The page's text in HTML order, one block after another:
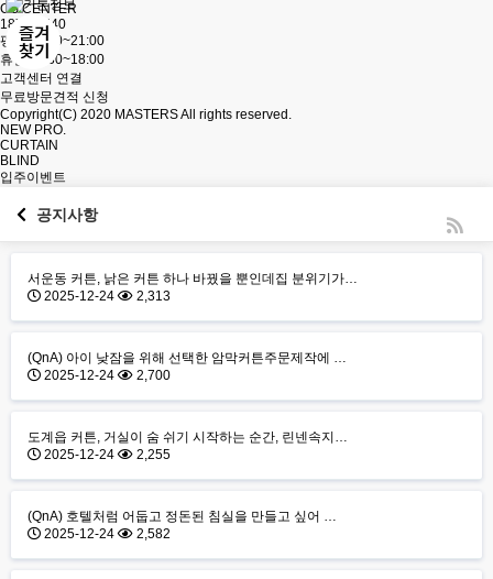
CS CENTER
1877-8540
평일 : 9:00~21:00
휴일 : 9:30~18:00
고객센터 연결
무료방문견적 신청
Copyright(C) 2020 MASTERSAll rights reserved.
NEW PRO.
CURTAIN
BLIND
입주이벤트
공지사항
서운동 커튼, 낡은 커튼 하나 바꿨을 뿐인데집 분위기가…
2025-12-24
2,313
(QnA) 아이 낮잠을 위해 선택한 암막커튼주문제작에 …
2025-12-24
2,700
도계읍 커튼, 거실이 숨 쉬기 시작하는 순간, 린넨속지…
2025-12-24
2,255
(QnA) 호텔처럼 어둡고 정돈된 침실을 만들고 싶어 …
2025-12-24
2,582